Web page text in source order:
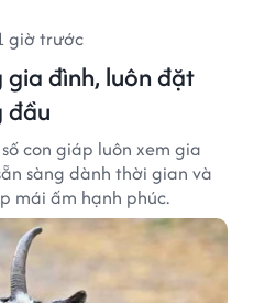
giờ trước
đình, luôn đặt
đầu
con giáp luôn xem gia
sàng dành thời gian và
mái ấm hạnh phúc.